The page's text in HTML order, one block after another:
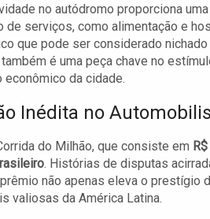
no autódromo proporciona
de serviços, como alimentação e
que pode ser considerado
é uma peça chave no
da cidade.
Inédita no
do Milhão, que consiste em
. Histórias de disputas
não apenas eleva o prestígio
valiosas da América Latina.